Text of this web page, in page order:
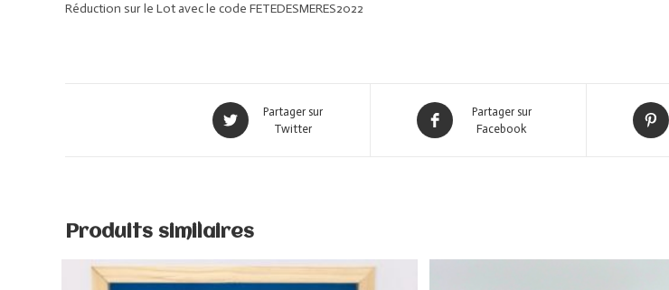
Réduction sur le Lot avec le code FETEDESMERES2022
Partager sur
Twitter
Partager sur
Facebook
Produits similaires